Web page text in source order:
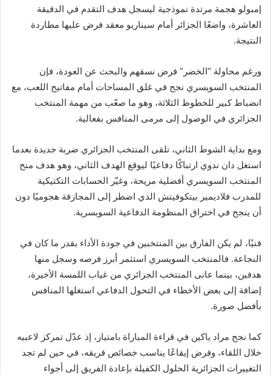
إمبولو هجمة مرتدة نموذجية ليسجل هدف التقدم في الدقيقة
العاشرة، واضعًا الجزائر أمام سيناريو معقد فرض عليها مطاردة
النتيجة.
ورغم محاولة “الخضر” فرض نسقهم والبحث عن العودة، فإن
المنتخب السويسري نجح في غلق المساحات أمام مفاتيح اللعب، مع
انضباط كبير للخطوط الثلاثة، وهو ما صعّب من مهمة المنتخب
الجزائري في الوصول إلى مرمى المنافس بفعالية.
ومع بداية الشوط الثاني، تلقى المنتخب الجزائري ضربة جديدة بعدما
استغل دان ندوي ارتباكًا دفاعيًا ليوقع الهدف الثاني، وهو هدف منح
المنتخب السويسري أفضلية مريحة، وغيّر الحسابات التكتيكية
للمدرب فلاديمير بيتكوفيتش الذي اضطر إلى المجازفة هجوميًا دون
أن ينجح في اختراق المنظومة الدفاعية السويسرية.
فنيًا، لم يكن الفارق بين المنتخبين في جودة الأداء بقدر ما كان في
النجاعة. فالمنتخب السويسري استثمر أبرز فرصه وسجل منها
هدفين، بينما عانى المنتخب الجزائري من غياب اللمسة الأخيرة،
إضافة إلى بعض الأخطاء في التحول الدفاعي استغلها المنافس
بأفضل صورة.
كما نجح مراد ياكين في قراءة المباراة بامتياز، إذ عدّل تمركز لاعبيه
خلال اللقاء، وفرض إيقاعًا يناسب خصائص فريقه، في حين لم تجد
التغييرات الجزائرية الحلول الكفيلة بإعادة الفريق إلى أجواء